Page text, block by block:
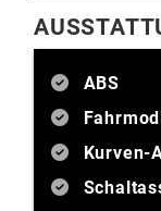
ABS
Kurven-